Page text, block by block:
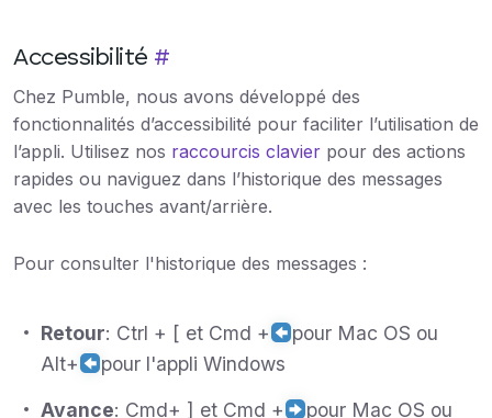
Accessibilité #
Chez Pumble, nous avons développé des
fonctionnalités d’accessibilité pour faciliter l’utilisation de
l’appli. Utilisez nos raccourcis clavier pour des actions
rapides ou naviguez dans l’historique des messages
avec les touches avant/arrière.
Pour consulter l'historique des messages :
Retour: Ctrl + [ et Cmd +
pour Mac OS ou
Alt+
pour l'appli Windows
Avance: Cmd+ ] et Cmd +
pour Mac OS ou